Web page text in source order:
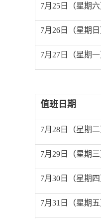
7月 25 日（星期六
7月 26 日（星期日
7月 27 日（星期一
值班日期
7月 28 日（星期二
7月 29 日（星期三
7月 30 日（星期四
7月 31 日（星期五